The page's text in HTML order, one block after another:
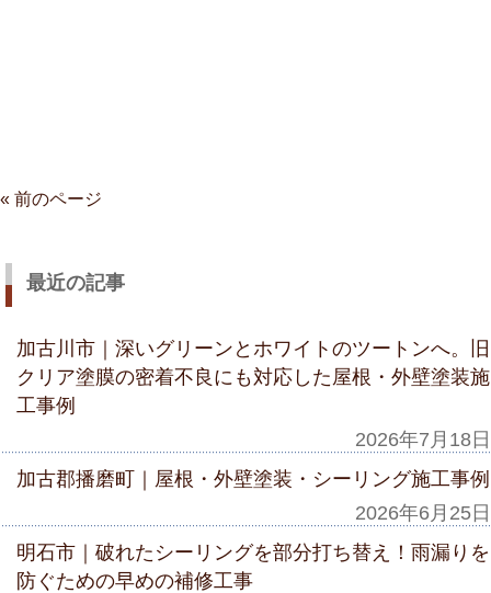
« 前のページ
最近の記事
加古川市｜深いグリーンとホワイトのツートンへ。旧
クリア塗膜の密着不良にも対応した屋根・外壁塗装施
工事例
2026年7月18日
加古郡播磨町｜屋根・外壁塗装・シーリング施工事例
2026年6月25日
明石市｜破れたシーリングを部分打ち替え！雨漏りを
防ぐための早めの補修工事